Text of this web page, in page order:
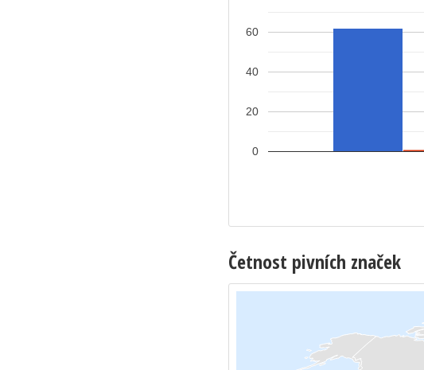
0
20
40
60
Četnost pivních značek